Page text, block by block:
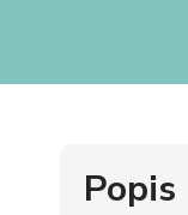
Popis